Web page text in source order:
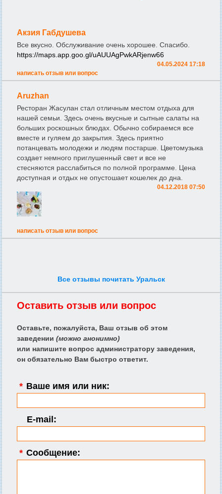
Акзия Габдушева
Все вкусно. Обслуживание очень хорошее. Спасибо.
https://maps.app.goo.gl/uAUUAgPwkARjenw66
04.05.2024 17:18
написать отзыв или вопрос
Aruzhan
Ресторан Жасулан стал отличным местом отдыха для
нашей семьи. Здесь очень вкусные и сытные салаты на
больших роскошных блюдах. Обычно собираемся все
вместе и гуляем до закрытия. Здесь приятно
потанцевать молодежи и людям постарше. Цветомузыка
создает немного приглушенный свет и все не
стесняются расслабиться по полной программе. Цена
доступная и отдых не опустошает кошелек до дна.
04.12.2018 07:50
написать отзыв или вопрос
Все отзывы почитать Уральск
Оставить отзыв или вопрос
Оставьте, пожалуйста, Ваш отзыв об этом
заведении (можно анонимно)
или напишите вопрос администратору заведения,
он обязательно Вам быстро ответит.
* Ваше имя или ник:
E-mail:
* Сообщение: